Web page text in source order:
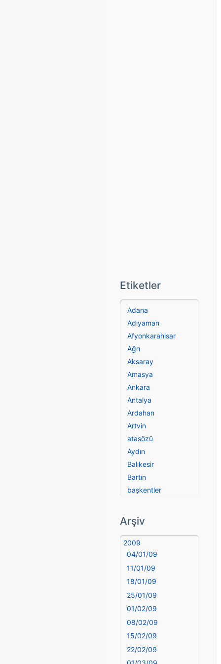
Etiketler
Adana
Adıyaman
Afyonkarahisar
Ağrı
Aksaray
Amasya
Ankara
Antalya
Ardahan
Artvin
atasözü
Aydın
Balıkesir
Bartın
başkentler
Bayburt
Bilecik
Bingöl
Bitlis
Bolu
Burdur
Bursa
Çanakkale
Çankırı
Çorum
Arşiv
2009
04/01/09
11/01/09
18/01/09
25/01/09
01/02/09
08/02/09
15/02/09
22/02/09